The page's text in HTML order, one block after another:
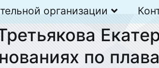
организации
по